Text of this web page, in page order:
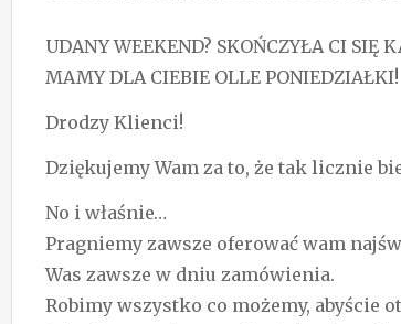
UDANY WEEKEND? SKOŃCZYŁA CI SIĘ
MAMY DLA CIEBIE OLLE PONIEDZIAŁKI!
Drodzy Klienci!
Dziękujemy Wam za to, że tak licznie
No i właśnie…
Pragniemy zawsze oferować wam
Was zawsze w dniu zamówienia.
Robimy wszystko co możemy, abyście